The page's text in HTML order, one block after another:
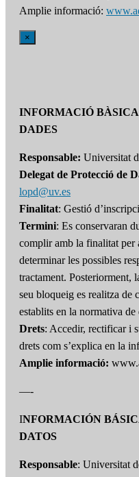
Amplie informació:
×
INFORMACIÓ
DADES
Responsable: Universitat
Delegat de Protecció de
lopd@uv.es
Finalitat: Gestió
Termini: Es conservaran
complir amb la finalitat per
determinar les possibles
tractament. Posteriorment,
seu bloqueig es realitza de
establits en la normativa
Drets: Accedir, rectificar i
drets com s’explica en la
Amplie informació:
—-
INFORMACIÓN
DATOS
Responsable: Universitat